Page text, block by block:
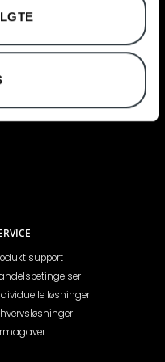
support
løsninger